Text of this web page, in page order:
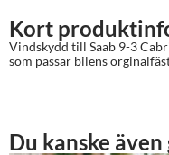
Kort
Vindskydd till Saab 9-3
som passar bilens
Du kanske